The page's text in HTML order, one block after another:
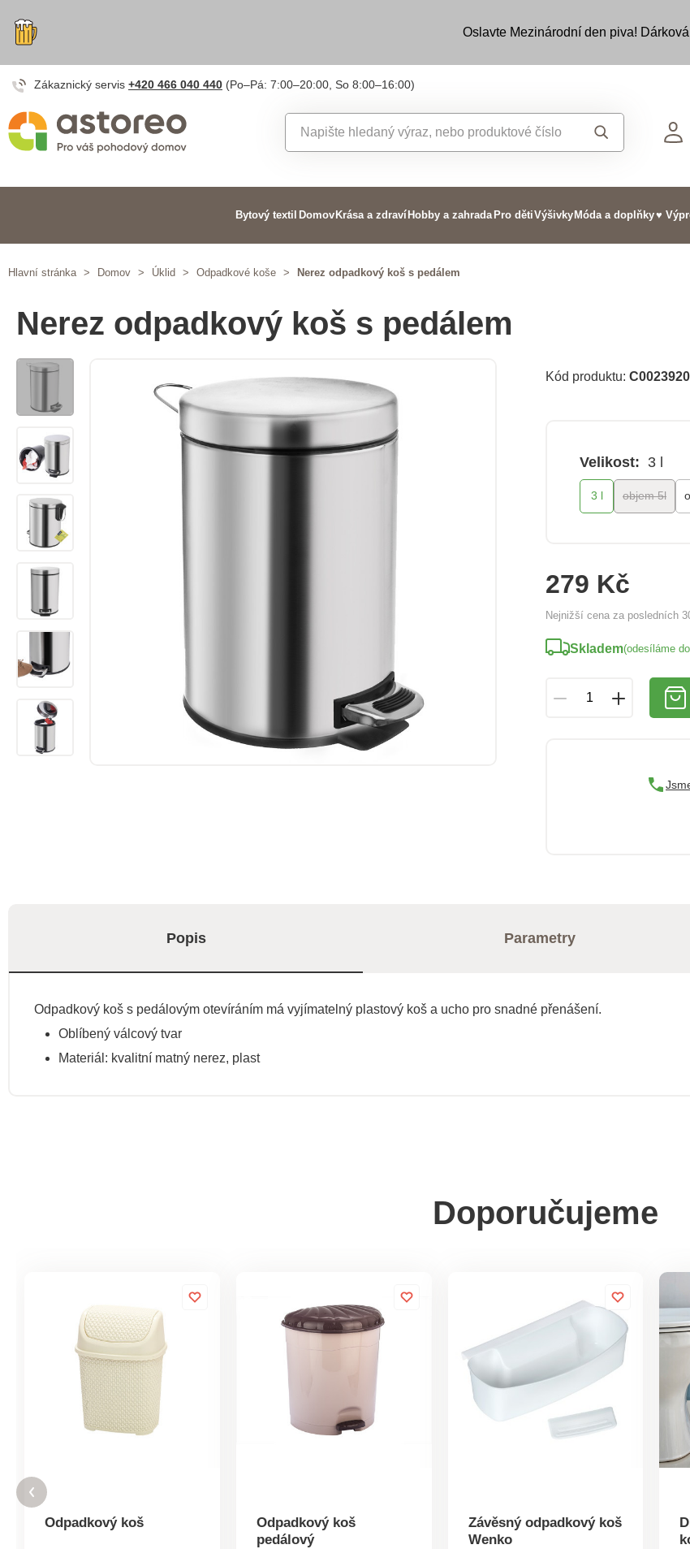
Oslavte Mezinárodní den piva!
Zákaznický servis +420 466 040 440 (Po–Pá: 7:00–20:00, So 8:00–16:00)
Bytový textil Domov Krása a zdraví Hobby a zahrada Pro dětiVýšivky Móda a doplňky♥
Hlavní stránka > Domov > Úklid > Odpadkové koše > Nerez odpadkový koš s pedálem
Nerez odpadkový koš s pedálem
Kód produktu:
Velikost: 3 l
3 l objem 5l
279 Kč
Nejnižší cena za posledních
Skladem(odesíláme
Popis Parametry
Odpadkový koš s pedálovým otevíráním má vyjímatelný plastový koš a ucho pro snadné přenášení.
Oblíbený válcový tvar
Materiál: kvalitní matný nerez, plast
Doporučujeme
Odpadkový koš
Odpadkový koš
pedálový
Závěsný odpadkový koš
Wenko